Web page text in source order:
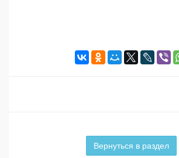
Вернуться в раздел